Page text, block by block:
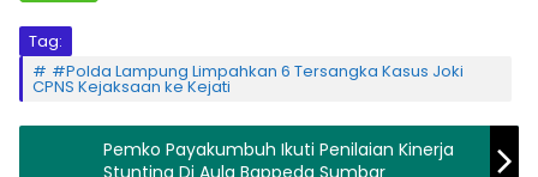
Tag:
#Polda Lampung Limpahkan 6 Tersangka Kasus Joki
CPNS Kejaksaan ke Kejati
Pemko Payakumbuh Ikuti Penilaian Kinerja